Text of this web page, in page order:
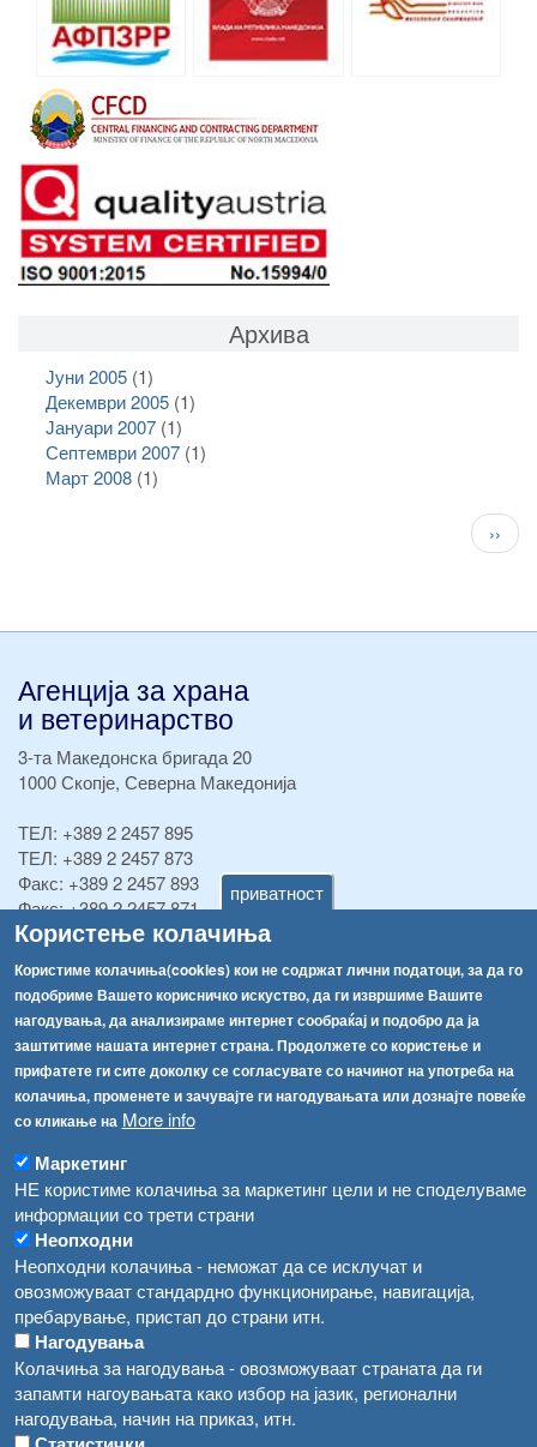
приватност
Користење колачиња
Користиме колачиња(cookies) кои не содржат лични податоци, за да го
подобриме Вашето корисничко искуство, да ги извршиме Вашите
нагодувања, да анализираме интернет сообраќај и подобро да ја
заштитиме нашата интернет страна. Продолжете со користење и
прифатете ги сите доколку се согласувате со начинот на употреба на
колачиња, променете и зачувајте ги нагодувањата или дознајте повеќе
со кликање на More info
Маркетинг
НЕ користиме колачиња за маркетинг цели и не споделуваме
информации со трети страни
Неопходни
Неопходни колачиња - неможат да се исклучат и
овозможуваат стандардно функционирање, навигација,
пребарување, пристап до страни итн.
Нагодувања
Колачиња за нагодувања - овозможуваат страната да ги
запамти нагоувањата како избор на јазик, регионални
нагодувања, начин на приказ, итн.
Архива
Јуни 2005(1)
Декември 2005(1)
Јануари 2007(1)
Септември 2007(1)
Март 2008(1)
››
Агенција за храна
и ветеринарство
3-та Македонска бригада 20
1000 Скопје, Северна Македонија
ТЕЛ: +389 2 2457 895
ТЕЛ: +389 2 2457 873
Факс: +389 2 2457 893
Факс:+389 2 2457 871
info@fva.gov.mk
[АХВ-претходна страна]
Соопштенија
Република Бугарија ги засили официјалните контроли при увоз на свежо овошје и зеленчук
Високите температури ризик од труење со храна, опасни се и за животните
Во Гостивар спроведени 70 вонредни контроли
Забраната за водата во Гостивар останува на сила, операторите да користат само технички безбедна вода
Навигација
Архива
Регистри
Обрасци
Огласи